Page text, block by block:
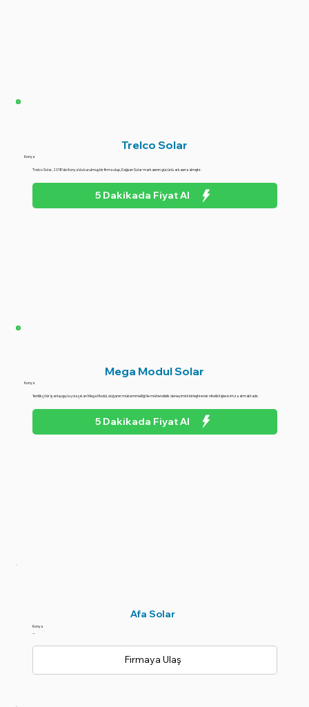
Afa Solar
Konya
--
Firmaya Ulaş
Trelco Solar
Konya
Trelco Solar, 2018'de Konya'da kurulmuş bir firma olup, Dağsan Solar markasının gücünü arkasına almıştır.
5 Dakikada Fiyat Al
Mega Modul Solar
Konya
Yenilikçi bir iş anlayışıyla yola çıkan Mega Modül, doğanın mükemmelliği ile mühendislik deneyimini birleştirerek nitelikli işlere imza atmaktadır.
5 Dakikada Fiyat Al